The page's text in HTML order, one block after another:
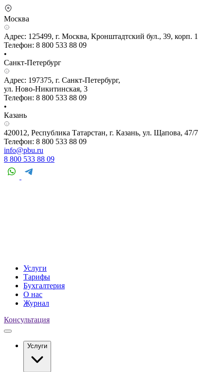
Москва
Адрес: 125499, г. Москва, Кронштадтский бул., 39, корп. 1
Телефон: 8 800 533 88 09
•
Санкт-Петербург
Адрес: 197375, г. Санкт-Петербург,
ул. Ново-Никитинская, 3
Телефон: 8 800 533 88 09
•
Казань
420012, Республика Татарстан, г. Казань, ул. Щапова, 47/7
Телефон: 8 800 533 88 09
info@pbu.ru
8 800 533 88 09
Услуги
Тарифы
Бухгалтерия
О нас
Журнал
Консультация
Услуги